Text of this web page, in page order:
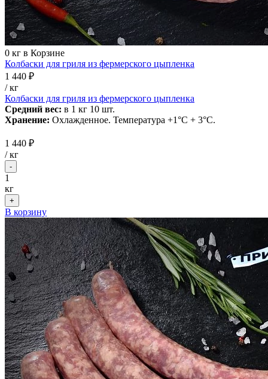
0 кг в Корзине
Колбаски для гриля из фермерского цыпленка
1 440 ₽
/ кг
Колбаски для гриля из фермерского цыпленка
Средний вес: в 1 кг 10 шт.
Хранение: Охлажденное. Температура +1°С + 3°С.
1 440 ₽
/кг
-
1
кг
+
В корзину